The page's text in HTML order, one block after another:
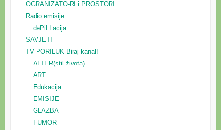
OGRANIZATO-RI i PROSTORI
Radio emisije
dePiLLacija
SAVJETI
TV PORILUK-Biraj kanal!
ALTER(stil života)
ART
Edukacija
EMISIJE
GLAZBA
HUMOR